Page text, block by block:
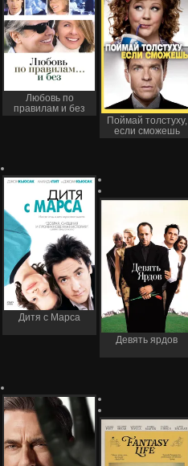
Любовь по
правилам и без
Поймай толстуху,
если сможешь
Дитя с Марса
Девять ярдов